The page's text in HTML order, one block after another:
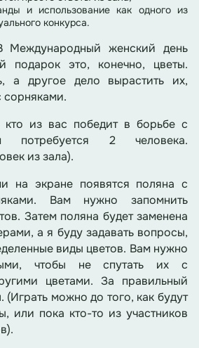
и использование как одного из
конкурса.
Международный женский день
подарок это, конечно, цветы.
а другое дело вырастить их,
сорняками.
из вас победит в борьбе с
потребуется 2 человека.
из зала).
на экране появятся поляна с
Вам нужно запомнить
Затем поляна будет заменена
а я буду задавать вопросы,
виды цветов. Вам нужно
чтобы не спутать их с
цветами. За правильный
(Играть можно до того, как будут
или пока кто-то из участников